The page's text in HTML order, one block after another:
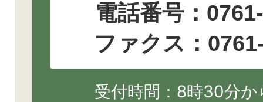
電話番号：
ファクス：
受付時間：8時30分